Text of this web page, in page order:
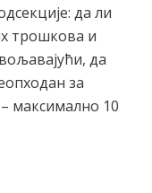
да ли
трошкова и
да
за
максимално 10